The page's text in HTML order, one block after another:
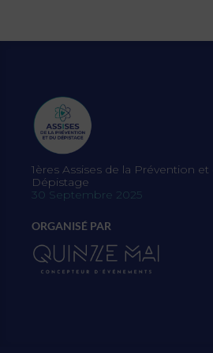
1ères Assises de la Prévention et
Dépistage
30 Septembre 2025
ORGANISÉ PAR